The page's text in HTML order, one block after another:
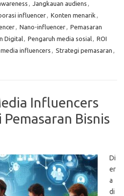
, Jangkauan audiens ,
influencer, Konten menarik ,
, Nano-influencer, Pemasaran
Digital, Pengaruh media sosial, ROI
influencers , Strategi pemasaran ,
Influencers
Bisnis
Di
er
a
di